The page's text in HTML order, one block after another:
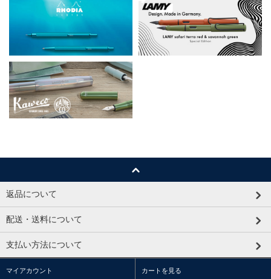
返品について
配送・送料について
支払い方法について
マイアカウント カートを見る